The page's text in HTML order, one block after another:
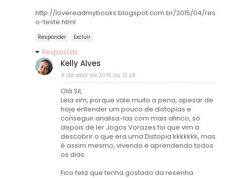
http://lovereadmybooks.blogspot.com.br/2015/04/
o-teste.html
Responder Excluir
Respostas
Kelly Alves
8 de abril de 2015 às 12:28
Olá Sil,
Leia sim, porque vale muito a pena, apesar de
hoje entender um pouco de distopias e
conseguir analisa-las com mais afinco, só
depois de ler Jogos Vorazes foi que vim a
descobrir o que era uma Distopia kkkkkkk, mas
é assim mesmo, vivendo e aprendendo todos
os dias.
Fico feliz que tenha gostado da resenha.